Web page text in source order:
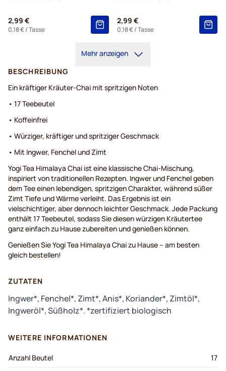
2,99 €
0,18 €/ Tasse
2,99 €
0,18 €/ Tasse
Mehr anzeigen
BESCHREIBUNG
Ein kräftiger Kräuter-Chai mit spritzigen Noten
• 17 Teebeutel
• Koffeinfrei
• Würziger, kräftiger und spritziger Geschmack
• Mit Ingwer, Fenchel und Zimt
Yogi Tea Himalaya Chai ist eine klassische Chai-Mischung,
inspiriert von traditionellen Rezepten. Ingwer und Fenchel geben
dem Tee einen lebendigen, spritzigen Charakter, während süßer
Zimt Tiefe und Wärme verleiht. Das Ergebnis ist ein
vielschichtiger, aber dennoch leichter Geschmack. Jede Packung
enthält 17 Teebeutel, sodass Sie diesen würzigen Kräutertee
ganz einfach zu Hause zubereiten und genießen können.
Genießen Sie Yogi Tea Himalaya Chai zu Hause – am besten
gleich bestellen!
ZUTATEN
Ingwer*, Fenchel*, Zimt*, Anis*, Koriander*, Zimtöl*,
Ingweröl*, Süßholz*. *zertifiziert biologisch
WEITERE INFORMATIONEN
Anzahl Beutel
17